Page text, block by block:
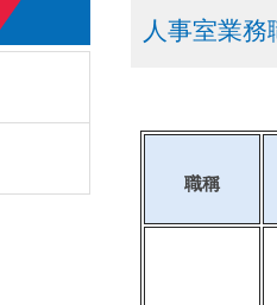
人事室業務
職稱